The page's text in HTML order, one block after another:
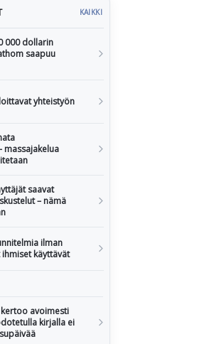
KAIKKI
000 dollarin
saapuu
yhteistyön
massajakelua
saavat
– nämä
ilman
käyttävät
kertoo avoimesti
kirjalla ei